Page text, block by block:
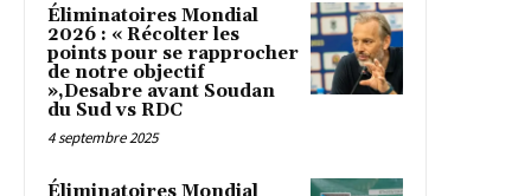
Éliminatoires Mondial
2026 : « Récolter les
points pour se rapprocher
de notre objectif
»,Desabre avant Soudan
du Sud vs RDC
4 septembre 2025